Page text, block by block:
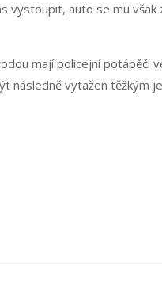
vystoupit, auto se mu
mají policejní potápěči
následně vytažen těžkým